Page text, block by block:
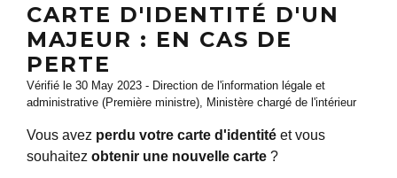
CARTE D'IDENTITÉ D'UN
MAJEUR : EN CAS DE
PERTE
Vérifié le 30 May 2023 - Direction de l'information légale et
administrative (Première ministre), Ministère chargé de l'intérieur
Vous avez perdu votre carte d'identité et vous
souhaitez obtenir une nouvelle carte ?